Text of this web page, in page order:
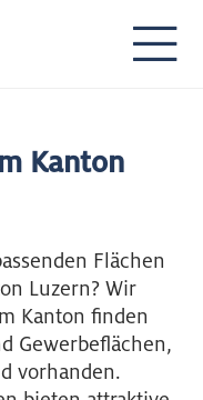
Kanton
Flächen
Luzern? Wir
Kanton finden
Gewerbeflächen,
vorhanden.